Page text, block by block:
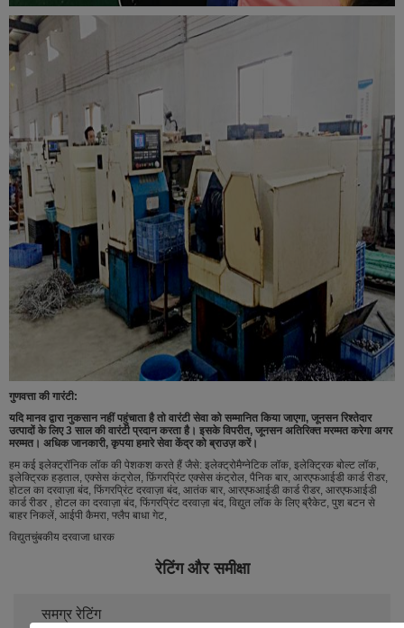
गुणवत्ता की गारंटी:
यदि मानव द्वारा नुकसान नहीं पहुंचाता है तो वारंटी सेवा को सम्मानित किया जाएगा, जूनसन रिश्तेदार
उत्पादों के लिए 3 साल की वारंटी प्रदान करता है। इसके विपरीत, जूनसन अतिरिक्त मरम्मत करेगा अगर
मरम्मत। अधिक जानकारी, कृपया हमारे सेवा केंद्र को ब्राउज़ करें।
हम कई इलेक्ट्रॉनिक लॉक की पेशकश करते हैं जैसे: इलेक्ट्रोमैग्नेटिक लॉक, इलेक्ट्रिक बोल्ट लॉक,
इलेक्ट्रिक हड़ताल, एक्सेस कंट्रोल, फ़िंगरप्रिंट एक्सेस कंट्रोल, पैनिक बार, आरएफआईडी कार्ड रीडर,
होटल का दरवाज़ा बंद, फिंगरप्रिंट दरवाज़ा बंद, आतंक बार, आरएफआईडी कार्ड रीडर, आरएफआईडी
कार्ड रीडर , होटल का दरवाज़ा बंद, फिंगरप्रिंट दरवाज़ा बंद, विद्युत लॉक के लिए ब्रैकेट, पुश बटन से
बाहर निकलें, आईपी कैमरा, फ्लैप बाधा गेट,
विद्युतचुंबकीय दरवाजा धारक
रेटिंग और समीक्षा
समग्र रेटिंग